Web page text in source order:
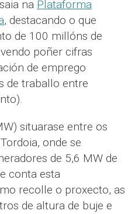
na Plataforma
, destacando o que
de 100 millóns de
poñer cifras
de emprego
de traballo entre
situarase entre os
onde se
de 5,6 MW de
conta esta
recolle o proxecto, as
de altura de buje e